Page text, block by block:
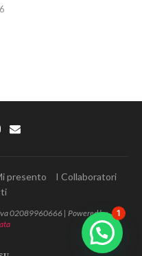
presento
I Collaboratori
02089960666 | Powered by
più info
1